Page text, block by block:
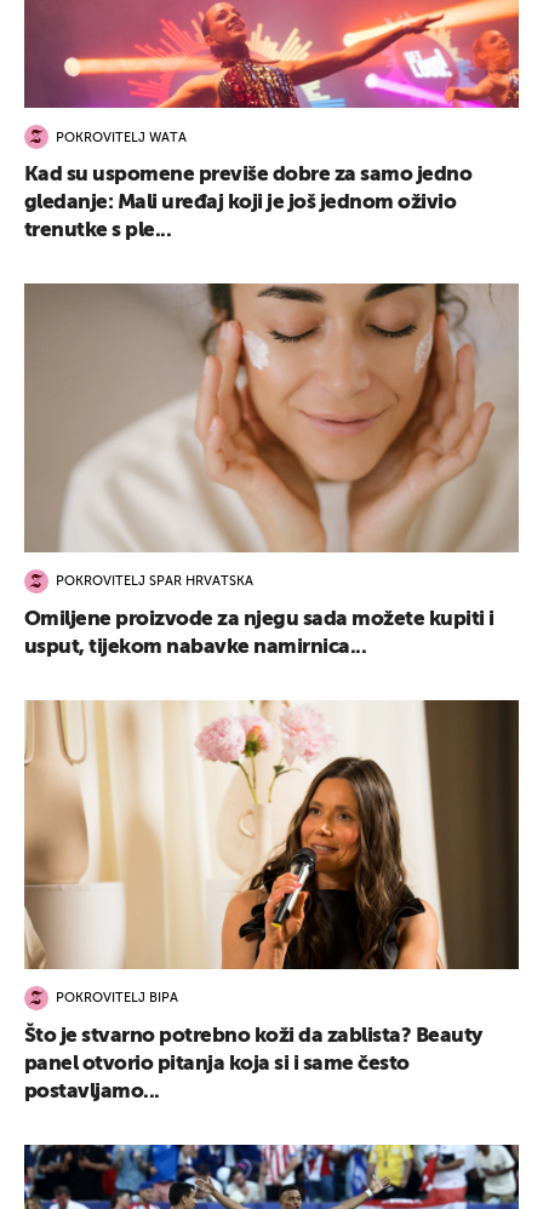
POKROVITELJ WATA
Kad su uspomene previše dobre za samo jedno
gledanje: Mali uređaj koji je još jednom oživio
trenutke s ple...
POKROVITELJ SPAR HRVATSKA
Omiljene proizvode za njegu sada možete kupiti i
usput, tijekom nabavke namirnica...
POKROVITELJ BIPA
Što je stvarno potrebno koži da zablista? Beauty
panel otvorio pitanja koja si i same često
postavljamo...